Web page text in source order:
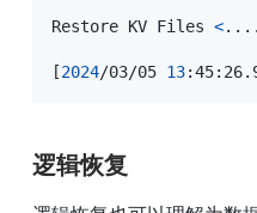
Restore KV Files <.. ..
[2024/03/05 13
逻辑恢复